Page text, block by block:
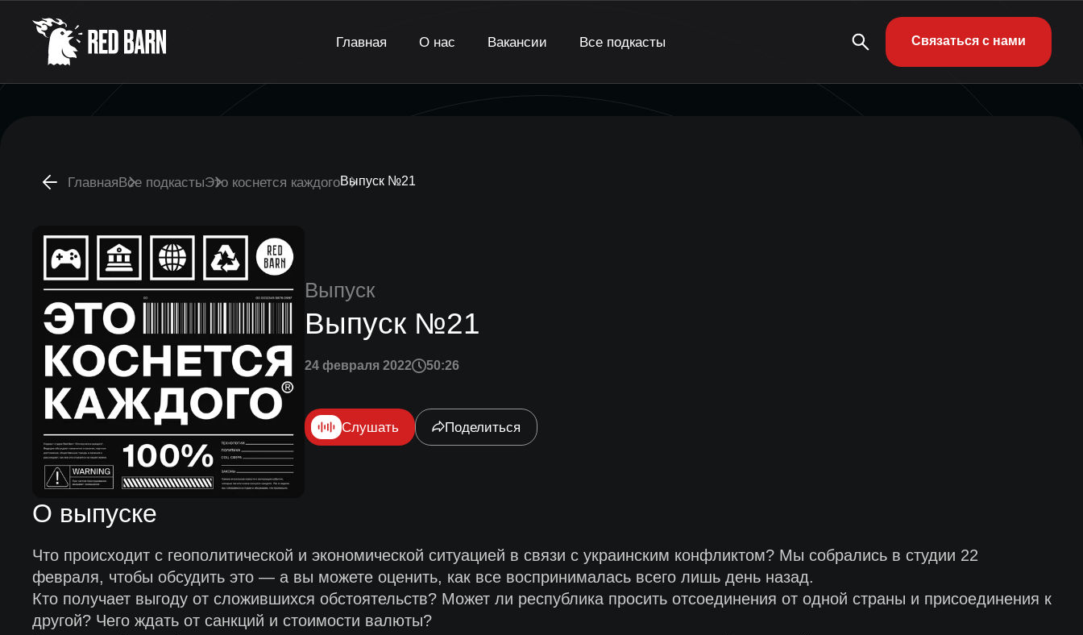
Главная О нас Вакансии Все подкасты Связаться с нами
ГлавнаяВсе подкастыЭто коснется каждогоВыпуск №21
Выпуск
Выпуск №21
24 февраля 2022 50:26
Слушать Поделиться
О выпуске
Что происходит с геополитической и экономической ситуацией в связи с украинским конфликтом? Мы собрались в студии 22
февраля, чтобы обсудить это — а вы можете оценить, как все воспринималась всего лишь день назад.
Кто получает выгоду от сложившихся обстоятельств? Может ли республика просить отсоединения от одной страны и присоединения к
другой? Чего ждать от санкций и стоимости валюты?